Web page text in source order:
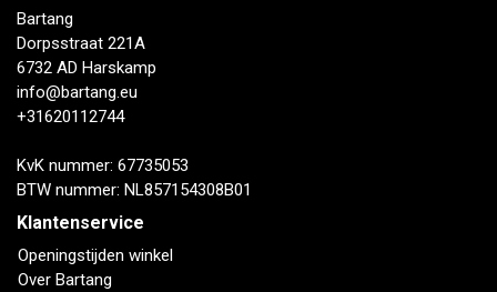
Bartang
Dorpsstraat 221A
6732 AD Harskamp
info@bartang.eu
+31620112744
KvK nummer: 67735053
BTW nummer: NL857154308B01
Klantenservice
Openingstijden winkel
Over Bartang